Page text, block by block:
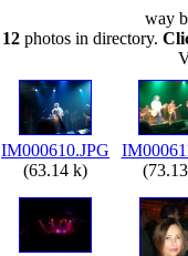
way
12photos in directory.
IM000610.JPG
(63.14 k)